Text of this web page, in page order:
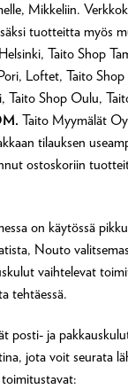
Mikkeliin.
tuotteitta myös
Taito Shop
Loftet, Taito
Taito Shop Oulu,
Taito Myymälät
tilauksen
ostoskoriin
on käytössä
Nouto
vaihtelevat
tehtäessä.
posti- ja
jota voit seurata